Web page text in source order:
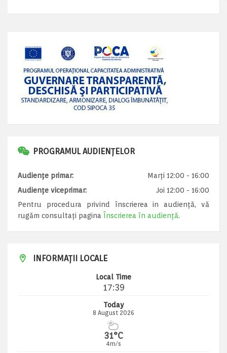
PROGRAMUL AUDIENȚELOR
Audiențe primar:
Marți 12:00 - 16:00
Audiențe viceprimar:
Joi 12:00 - 16:00
Pentru procedura privind înscrierea in audiență, vă
rugăm consultați pagina Înscrierea în audiență.
INFORMAȚII LOCALE
Local Time
17:39
Today
8 August 2026
31°C
4m/s